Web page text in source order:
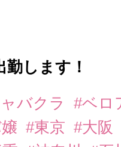
します！
バクラ
#ベロ
#東京 #大阪